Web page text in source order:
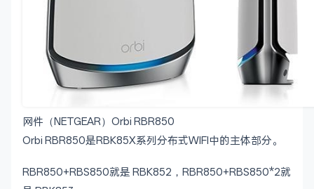
网件（NETGEAR）Orbi RBR850
Orbi RBR850是RBK85X系列分布式WIFI中的主体部分。
RBR850+RBS850就是 RBK852，RBR850+RBS850*2就